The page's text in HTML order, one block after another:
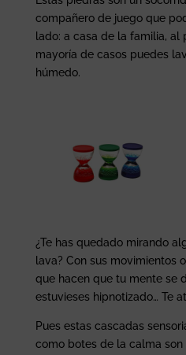
compañero de juego que
lado: a casa de la familia, al
mayoría de casos puedes
húmedo.
¿Te has quedado mirando
lava? Con sus movimientos
que hacen que tu mente se
estuvieses hipnotizado… Te
Pues estas cascadas
como botes de la calma